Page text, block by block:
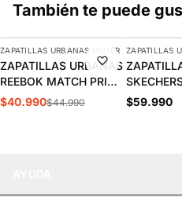
También te puede
-9%
AGREGAR
ZAPATILLAS URBANAS MUJER
ZAPATILLAS URBANAS
REEBOK MATCH PRIME
V2 MUJER | 100261905
$40.990$44.990
AGREGAR
ZAPATILLAS
2.0
$59.990